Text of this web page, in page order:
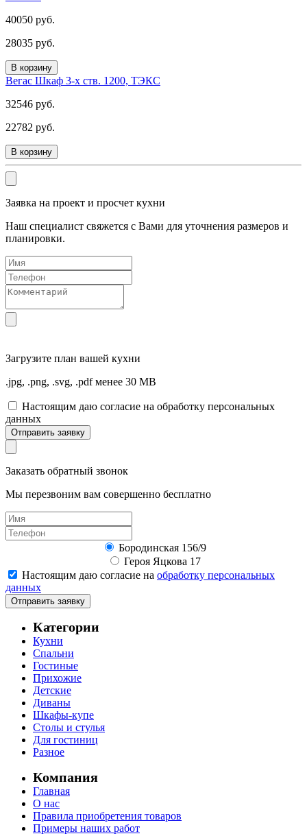
40050 руб.
28035 руб.
В корзину
Вегас Шкаф 3-х ств. 1200, ТЭКС
32546 руб.
22782 руб.
В корзину
Заявка на проект и просчет кухни
Наш специалист свяжется с Вами для уточнения размеров и
планировки.
Загрузите план вашей кухни
.jpg, .png, .svg, .pdf менее 30 MB
Настоящим даю согласие на обработку персональных
данных
Отправить заявку
Заказать обратный звонок
Мы перезвоним вам совершенно бесплатно
Бородинская 156/9
Героя Яцкова 17
Настоящим даю согласие на обработку персональных
данных
Отправить заявку
Категории
Кухни
Спальни
Гостиные
Прихожие
Детские
Диваны
Шкафы-купе
Столы и стулья
Для гостиниц
Разное
Компания
Главная
О нас
Правила приобретения товаров
Примеры наших работ